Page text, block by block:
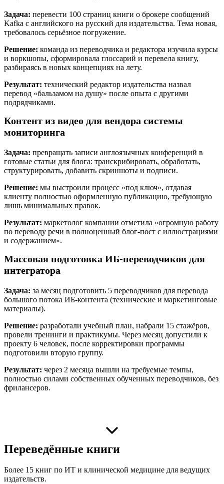
Задача: перевести 100 страниц книги о брокере сообщений
Kafka с английского на русский для издательства. Тема новая,
требовалось серьёзное погружение.
Решение: команда из переводчика и редактора изучила курсы
и воркшопы, сформировала глоссарий и перевела книгу,
разбираясь в новых концепциях на лету.
Результат: технический редактор издательства назвал
перевод «бальзамом на душу» после опыта с другими
подрядчиками.
Контент из видео для вендора системы
мониторинга
Задача: превращать записи англоязычных конференций в
готовые статьи для блога: транскрибировать, обработать,
структурировать, добавить скриншоты и подписи.
Решение: мы выстроили процесс «под ключ», отдавая
клиенту полностью оформленную публикацию, требующую
лишь минимальных правок.
Результат: маркетолог компании отметила «огромную работу
по переводу речи в полноценный блог-пост с иллюстрациями
и содержанием».
Массовая подготовка ИБ-переводчиков для
интегратора
Задача: за месяц подготовить 5 переводчиков для перевода
большого потока ИБ-контента (технические и маркетинговые
материалы).
Решение: разработали учебный план, набрали 15 стажёров,
провели тренинги и практикумы. Через месяц допустили к
проекту 6 человек, после корректировки программы
подготовили вторую группу.
Результат: через 2 месяца вышли на требуемые темпы,
полностью силами собственных обученных переводчиков, без
фрилансеров.
Переведённые книги
Более 15 книг по ИТ и клинической медицине для ведущих
издательств.